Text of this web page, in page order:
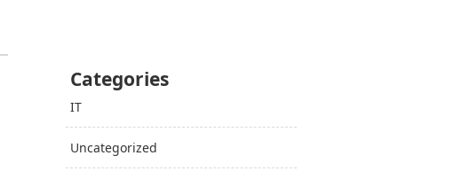
Categories
IT
Uncategorized